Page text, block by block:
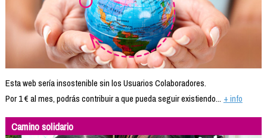
Esta web sería insostenible sin los Usuarios Colaboradores.
Por 1 € al mes, podrás contribuir a que pueda seguir existiendo... + info
Camino solidario